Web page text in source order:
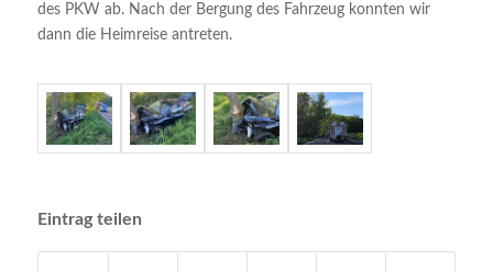
des PKW ab. Nach der Bergung des Fahrzeug konnten wir
dann die Heimreise antreten.
Eintrag teilen